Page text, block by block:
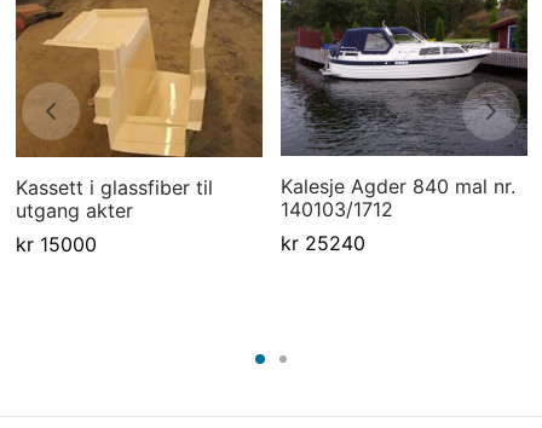
Kassett i glassfiber til
utgang akter
kr15000
Kalesje Agder 840 mal nr.
140103/1712
kr25240